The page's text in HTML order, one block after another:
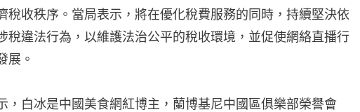
稅收秩序。當局表示，將在優化稅費服務的同時，持續堅決依
稅違法行為，以維護法治公平的稅收環境，並促使網絡直播行
展。
，白冰是中國美食網紅博主，蘭博基尼中國區俱樂部榮譽會